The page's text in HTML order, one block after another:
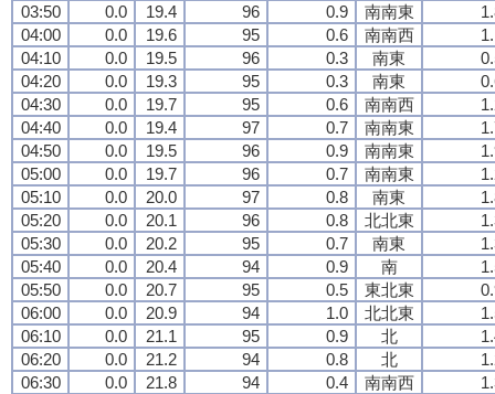
03:50
0.0 19.4 96 0.9 南南東
04:00
0.0 19.6 95 0.6 南南西
04:10
0.0 19.5 96 0.3 南東
04:20
0.0 19.3 95 0.3 南東
04:30
0.0 19.7 95 0.6 南南西
04:40
0.0 19.4 97 0.7 南南東
04:50
0.0 19.5 96 0.9 南南東
05:00
0.0 19.7 96 0.7 南南東
05:10
0.0 20.0 97 0.8 南東
05:20
0.0 20.1 96 0.8 北北東
05:30
0.0 20.2 95 0.7 南東
05:40
0.0 20.4 94 0.9 南
05:50
0.0 20.7 95 0.5 東北東
06:00
0.0 20.9 94 1.0 北北東
06:10
0.0 21.1 95 0.9 北
06:20
0.0 21.2 94 0.8 北
06:30
0.0 21.8 94 0.4 南南西